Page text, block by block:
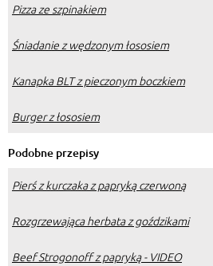
Pizza ze szpinakiem
Śniadanie z wędzonym łososiem
Kanapka BLT z pieczonym boczkiem
Burger z łososiem
Podobne przepisy
Pierś z kurczaka z papryką czerwoną
Rozgrzewająca herbata z goździkami
Beef Strogonoff z papryką - VIDEO